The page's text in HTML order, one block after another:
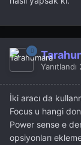
Yanıtlandı
İki aracı da
Focus u hangi
Power sense e
opsiyonları